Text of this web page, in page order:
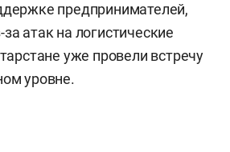
предпринимателей,
атак на логистические
уже провели встречу
уровне.